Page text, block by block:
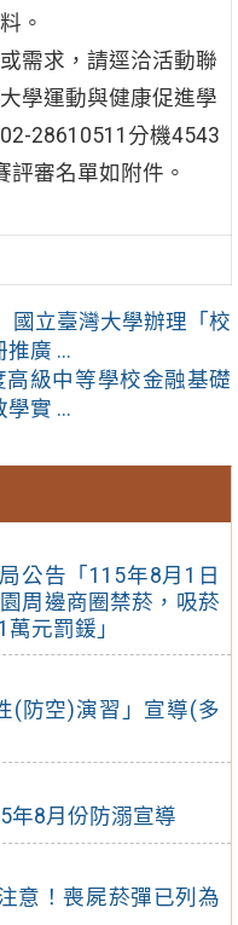
公告「115年8月1日
周邊商圈禁菸，吸菸
元罰鍰」
(防空)演習」宣導(多
年8月份防溺宣導
意！喪屍菸彈已列為
。
需求，請逕洽活動聯
學運動與健康促進學
28610511分機4543
評審名單如附件。
國立臺灣大學辦理「校
廣 ...
高級中等學校金融基礎
實 ...